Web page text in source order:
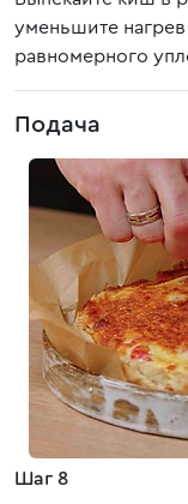
уменьшите нагрев
равномерного
Подача
Шаг 8